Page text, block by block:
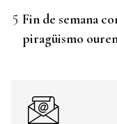
Fin de semana
piragüismo